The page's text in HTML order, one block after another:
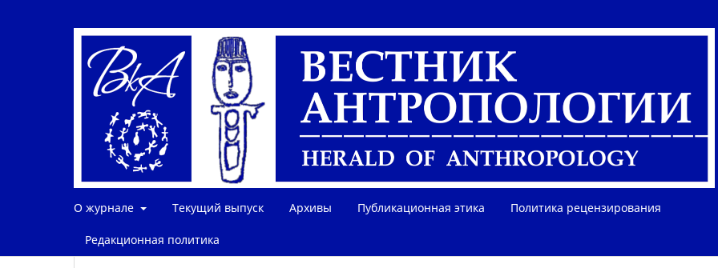
О журнале Текущий выпуск Архивы Публикационная этика Политика рецензирования
Редакционная политика